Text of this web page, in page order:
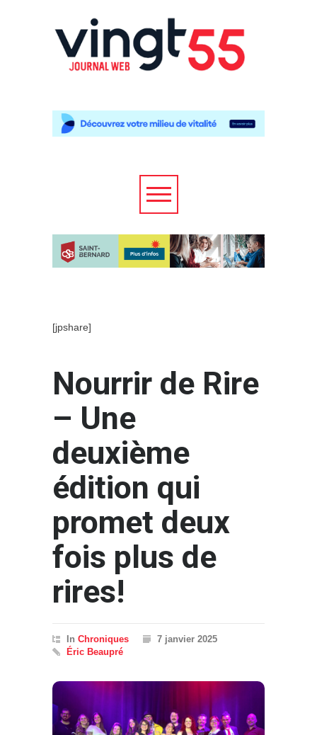
[jpshare]
Nourrir de Rire
– Une
deuxième
édition qui
promet deux
fois plus de
rires!
In Chroniques
7 janvier 2025
Éric Beaupré